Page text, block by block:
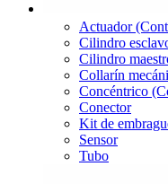
Actuador
Cilindro
Cilindro
Collarín
Concéntrico
Conector
Kit de
Sensor
Tubo